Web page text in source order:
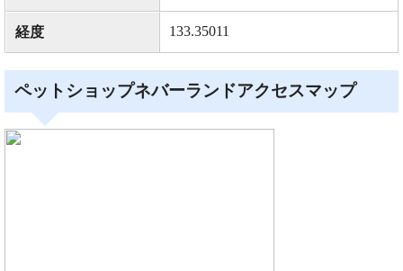
経度 133.35011
ペットショップネバーランドアクセスマップ